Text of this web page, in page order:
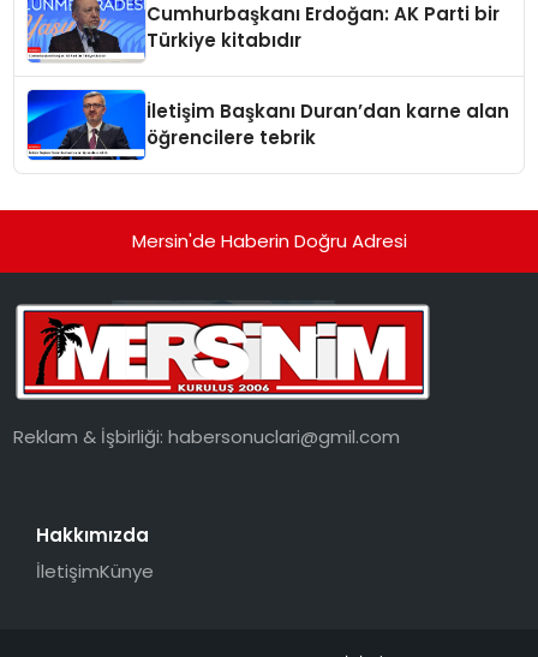
Cumhurbaşkanı Erdoğan: AK Parti bir
Türkiye kitabıdır
İletişim Başkanı Duran’dan karne alan
öğrencilere tebrik
Mersin'de Haberin Doğru Adresi
Reklam & İşbirliği:habersonuclari@gmil.com
Hakkımızda
İletişimKünye